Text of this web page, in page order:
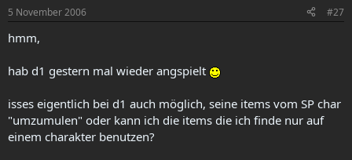
5 November 2006 #27
hmm,
hab d1 gestern mal wieder angspielt
isses eigentlich bei d1 auch möglich, seine items vom SP char
"umzumulen" oder kann ich die items die ich finde nur auf
einem charakter benutzen?